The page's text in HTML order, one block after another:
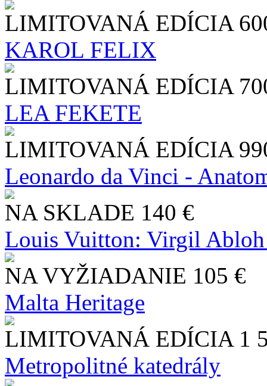
LIMITOVANÁ EDÍCIA
KAROL FELIX
LIMITOVANÁ EDÍCIA
LEA FEKETE
LIMITOVANÁ EDÍCIA
Leonardo da Vinci -
NA SKLADE 140 €
Louis Vuitton: Virgil
NA VYŽIADANIE 105 €
Malta Heritage
LIMITOVANÁ EDÍCIA 1
Metropolitné katedrály